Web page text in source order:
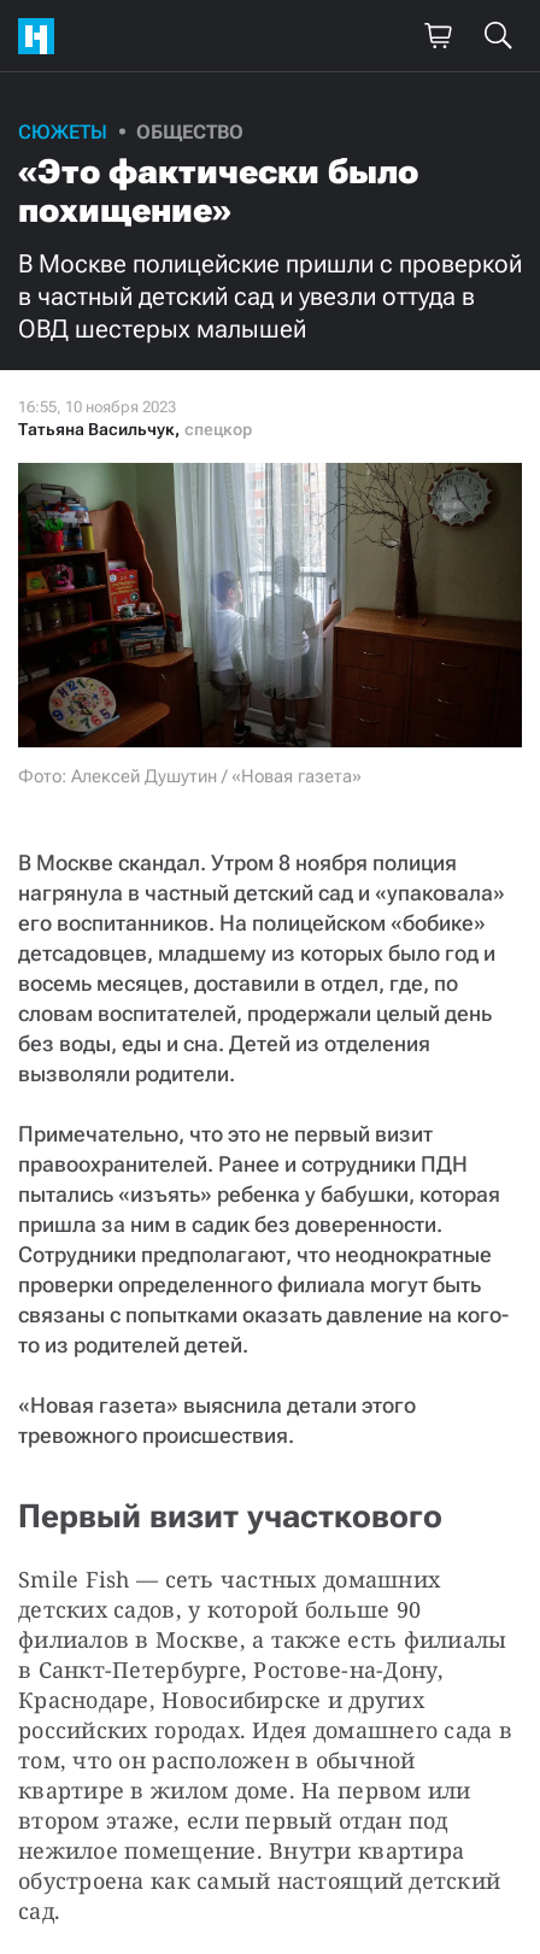
СЮЖЕТЫ ОБЩЕСТВО
«Это фактически было
похищение»
В Москве полицейские пришли с проверкой
в частный детский сад и увезли оттуда в
ОВД шестерых малышей
Татьяна Васильчук, спецкор
Фото: Алексей Душутин / «Новая газета»
В Москве скандал. Утром 8 ноября полиция
нагрянула в частный детский сад и «упаковала»
его воспитанников. На полицейском «бобике»
детсадовцев, младшему из которых было год и
восемь месяцев, доставили в отдел, где, по
словам воспитателей, продержали целый день
без воды, еды и сна. Детей из отделения
вызволяли родители.
Примечательно, что это не первый визит
правоохранителей. Ранее и сотрудники ПДН
пытались «изъять» ребенка у бабушки, которая
пришла за ним в садик без доверенности.
Сотрудники предполагают, что неоднократные
проверки определенного филиала могут быть
связаны с попытками оказать давление на кого-
то из родителей детей.
«Новая газета» выяснила детали этого
тревожного происшествия.
Первый визит участкового
Smile Fish — сеть частных домашних
детских садов, у которой больше 90
филиалов в Москве, а также есть филиалы
в Санкт-Петербурге, Ростове-на-Дону,
Краснодаре, Новосибирске и других
российских городах. Идея домашнего сада в
том, что он расположен в обычной
квартире в жилом доме. На первом или
втором этаже, если первый отдан под
нежилое помещение. Внутри квартира
обустроена как самый настоящий детский
сад.
Поддержите
нашу работу!
Ежемесячно
3000 1000
Нажимая кнопку «Стать соучастником»,
я принимаю условия и подтверждаю свое гражданство РФ
СТАТЬ СОУЧАСТНИКОМ
ПОДЕЛИТЬСЯ С ДРУЗЬЯМИ
Если у вас есть вопросы, пишите donate@novayagazeta.ruили
звоните:
+7 (929) 612-03-68